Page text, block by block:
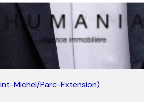
Michel/Parc-Extension)